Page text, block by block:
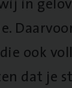
ook
dat je